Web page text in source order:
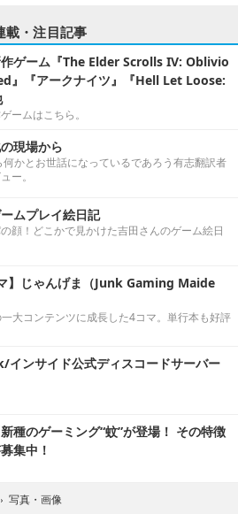
載・注目記事
ゲーム『The Elder Scrolls IV: Oblivio
』『アークナイツ』『Hell Let Loose:
ームはこちら。
現場から
何かとお世話になっているであろう有志翻訳者
ー。
ムプレイ絵日記
顔！どこかで見かけた吉田さんのゲーム絵日
】じゃんげま（Junk Gaming Maide
大コンテンツに成長した4コマ。単行本も好評
ンサイド公式ディスコードサーバー
新種のゲーミング“蚊”が登場！ その特徴
集中！
› 写真・画像